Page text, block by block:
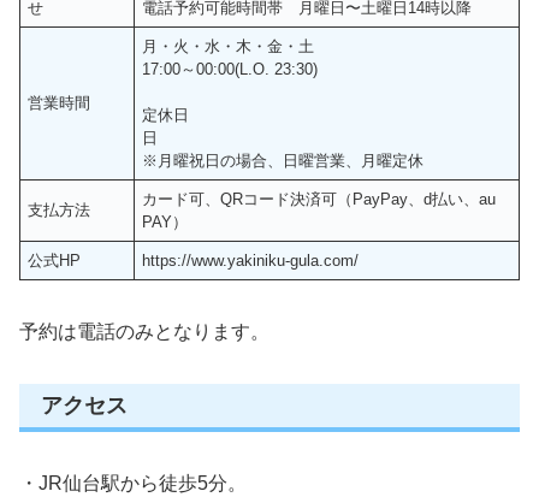
せ
電話予約可能時間帯 月曜日〜土曜日14時以降
営業時間
月・火・水・木・金・土
17:00～00:00(L.O. 23:30)
定休日
日
※月曜祝日の場合、日曜営業、月曜定休
支払方法
カード可、QRコード決済可（PayPay、d払い、au
PAY）
公式HP https://www.yakiniku-gula.com/
予約は電話のみとなります。
アクセス
・JR仙台駅から徒歩5分。